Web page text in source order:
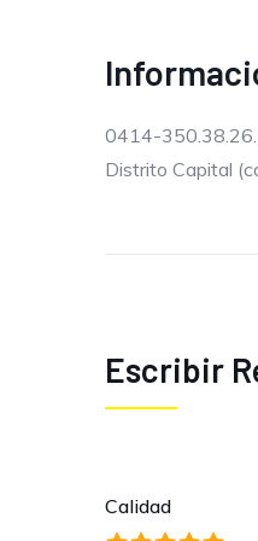
0414-350.38.26.
Distrito Capital
Escribir
Calidad